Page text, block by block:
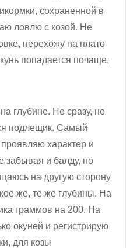
сохраненной в
ловлю с козой. Не
перехожу на плато
попадается почаще,
глубине. Не сразу, но
подлещик. Самый
характер и
забывая и балду, но
на другую сторону
же, те же глубины. На
граммов на 200. На
окуней и регистрирую
для козы